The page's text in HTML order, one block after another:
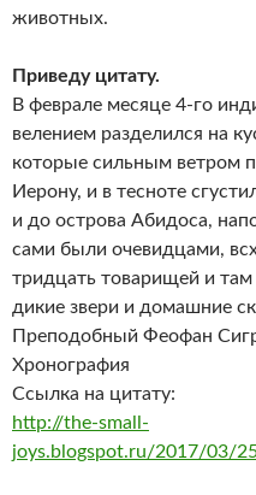
животных.
Приведу цитату.
В феврале месяце 4-го
велением разделился на
которые сильным ветром
Иерону, и в тесноте
и до острова Абидоса,
сами были очевидцами,
тридцать товарищей и
дикие звери и домашние
Преподобный Феофан
Хронография
Ссылка на цитату:
http://the-small-
joys.blogspot.ru/2017/03/